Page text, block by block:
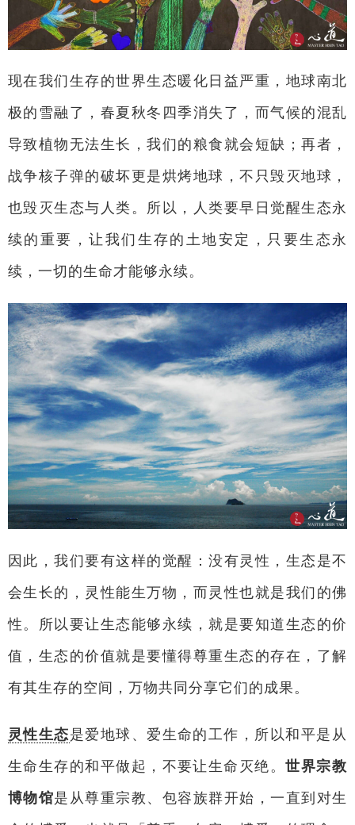
现在我们生存的世界生态暖化日益严重，地球南北
极的雪融了，春夏秋冬四季消失了，而气候的混乱
导致植物无法生长，我们的粮食就会短缺；再者，
战争核子弹的破坏更是烘烤地球，不只毁灭地球，
也毁灭生态与人类。所以，人类要早日觉醒生态永
续的重要，让我们生存的土地安定，只要生态永
续，一切的生命才能够永续。
因此，我们要有这样的觉醒：没有灵性，生态是不
会生长的，灵性能生万物，而灵性也就是我们的佛
性。所以要让生态能够永续，就是要知道生态的价
值，生态的价值就是要懂得尊重生态的存在，了解
有其生存的空间，万物共同分享它们的成果。
灵性生态是爱地球、爱生命的工作，所以和平是从
生命生存的和平做起，不要让生命灭绝。世界宗教
博物馆是从尊重宗教、包容族群开始，一直到对生